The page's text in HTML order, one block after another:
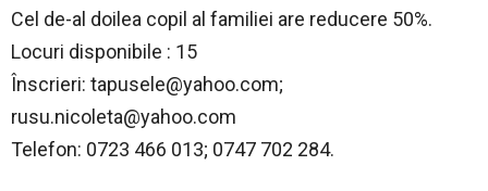
Cel de-al doilea copil al familiei are reducere 50%.
Locuri disponibile : 15
Înscrieri: tapusele@yahoo.com;
rusu.nicoleta@yahoo.com
Telefon: 0723 466 013; 0747 702 284.